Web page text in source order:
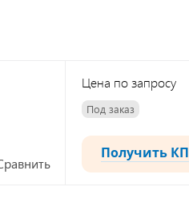
Цена по запросу
Под заказ
Получить КП